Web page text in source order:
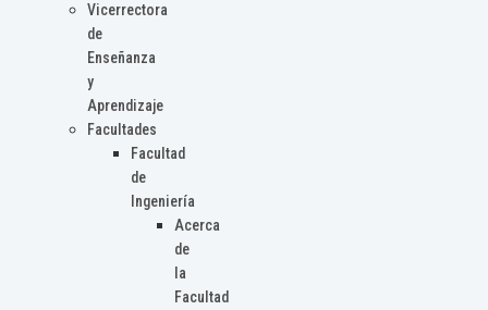
Vicerrectora
de
Enseñanza
y
Aprendizaje
Facultades
Facultad
de
Ingeniería
Acerca
de
la
Facultad